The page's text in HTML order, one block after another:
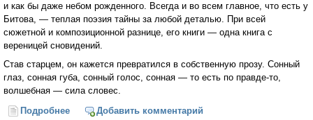
и как бы даже небом рожденного. Всегда и во всем главное, что есть у
Битова, — теплая поэзия тайны за любой деталью. При всей
сюжетной и композиционной разнице, его книги — одна книга с
вереницей сновидений.
Став старцем, он кажется превратился в собственную прозу. Сонный
глаз, сонная губа, сонный голос, сонная — то есть по правде-то,
волшебная — сила словес.
Подробнее о «Автор уходит неизвестным» (Сергей Шаргунов)
Добавить комментарий